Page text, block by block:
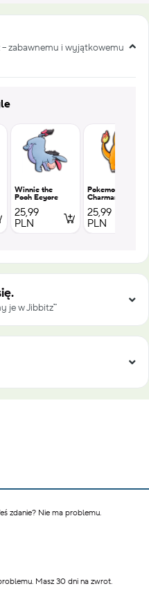
zabawnemu i wyjątkowemu
Winnie the
Pooh Eeyore
25,99
PLN
Pokemon
Charmander
25,99
PLN
je w Jibbitz™
eś zdanie? Nie ma problemu.
Masz 30 dni na zwrot.